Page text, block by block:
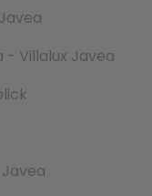
- Villalux Javea